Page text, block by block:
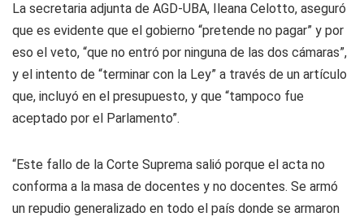
La secretaria adjunta de AGD-UBA, Ileana Celotto, aseguró
que es evidente que el gobierno “pretende no pagar” y por
eso el veto, “que no entró por ninguna de las dos cámaras”,
y el intento de “terminar con la Ley” a través de un artículo
que, incluyó en el presupuesto, y que “tampoco fue
aceptado por el Parlamento”.
“Este fallo de la Corte Suprema salió porque el acta no
conforma a la masa de docentes y no docentes. Se armó
un repudio generalizado en todo el país donde se armaron